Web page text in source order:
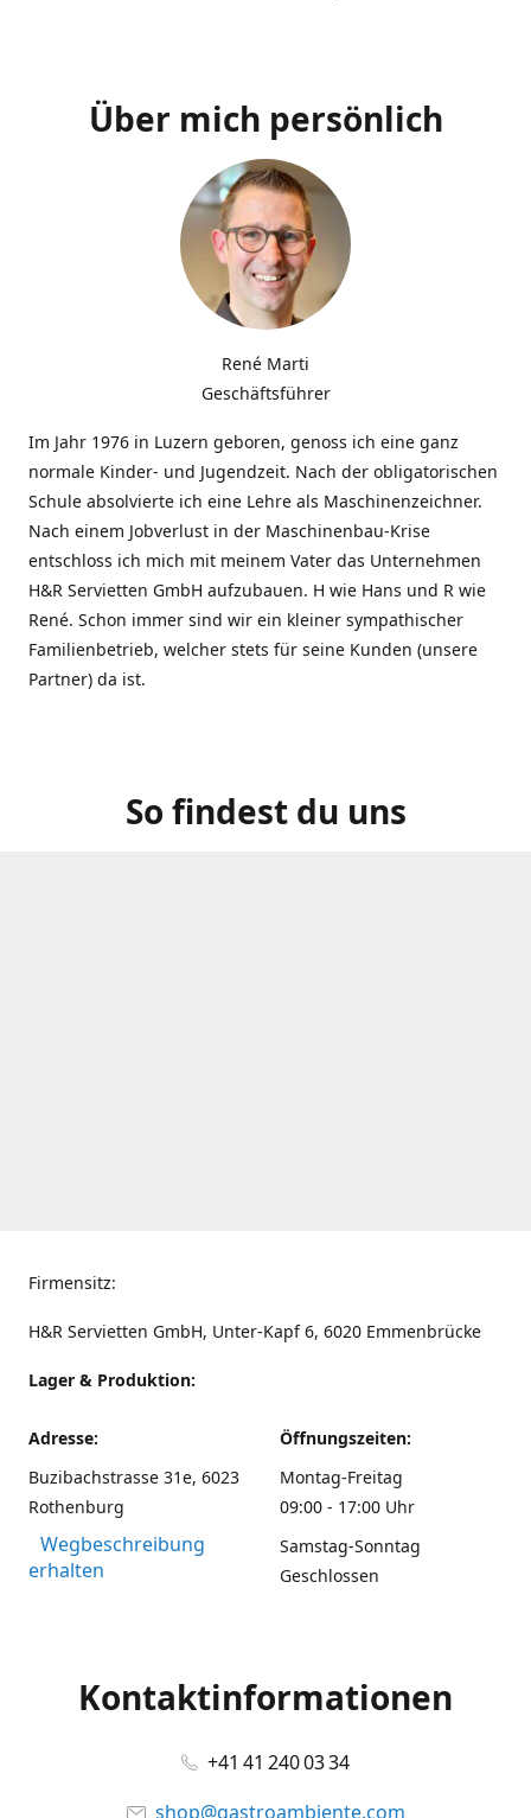
Über mich persönlich
René Marti
Geschäftsführer
Im Jahr 1976 in Luzern geboren, genoss ich eine ganz
normale Kinder- und Jugendzeit. Nach der obligatorischen
Schule absolvierte ich eine Lehre als Maschinenzeichner.
Nach einem Jobverlust in der Maschinenbau-Krise
entschloss ich mich mit meinem Vater das Unternehmen
H&R Servietten GmbH aufzubauen. H wie Hans und R wie
René. Schon immer sind wir ein kleiner sympathischer
Familienbetrieb, welcher stets für seine Kunden (unsere
Partner) da ist.
So findest du uns
Firmensitz:
H&R Servietten GmbH, Unter-Kapf 6, 6020 Emmenbrücke
Lager & Produktion:
Adresse:
Buzibachstrasse 31e, 6023
Rothenburg
Wegbeschreibung
erhalten
Öffnungszeiten:
Montag-Freitag
09:00 - 17:00 Uhr
Samstag-Sonntag
Geschlossen
Kontaktinformationen
+41 41 240 03 34
shop@gastroambiente.com